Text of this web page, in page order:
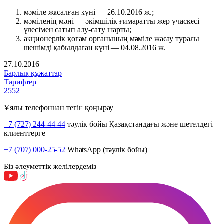
мәміле жасалған күні — 26.10.2016 ж.;
мәміленің мәні — әкімшілік ғимаратты жер учаскесі
үлесімен сатып алу-сату шарты;
акционерлік қоғам органының мәміле жасау туралы
шешімді қабылдаған күні — 04.08.2016 ж.
27.10.2016
Барлық құжаттар
Тарифтер
2552
Ұялы телефоннан тегін қоңырау
+7 (727) 244-44-44 тәулік бойы Қазақстандағы және шетелдегі
клиенттерге
+7 (707) 000-25-52 WhatsApp (тәулік бойы)
Біз әлеуметтік желілердеміз